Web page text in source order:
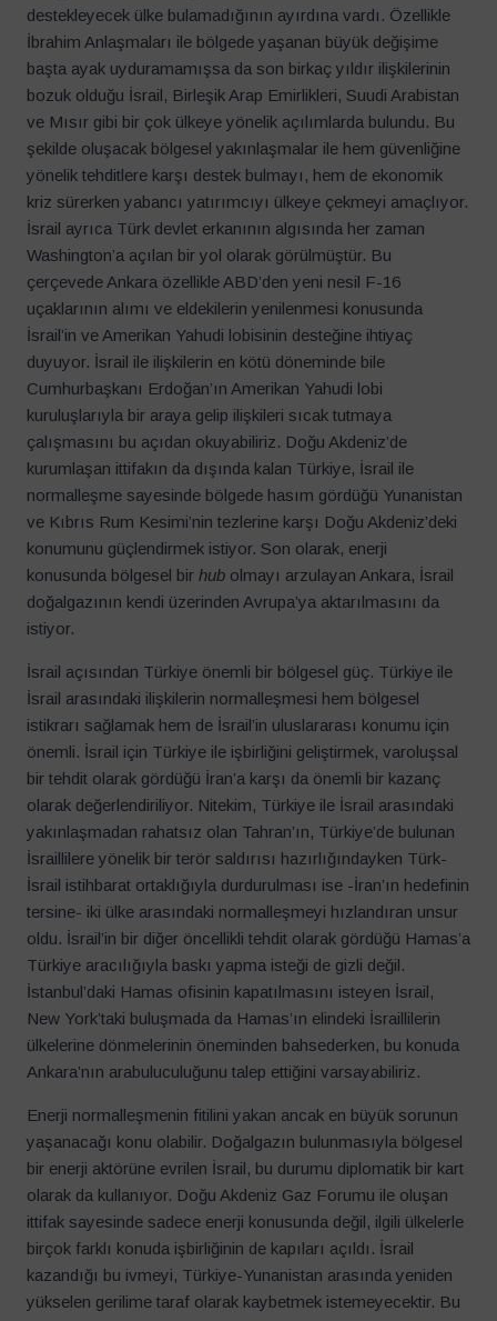
destekleyecek ülke bulamadığının ayırdına vardı. Özellikle
İbrahim Anlaşmaları ile bölgede yaşanan büyük değişime
başta ayak uyduramamışsa da son birkaç yıldır ilişkilerinin
bozuk olduğu İsrail, Birleşik Arap Emirlikleri, Suudi Arabistan
ve Mısır gibi bir çok ülkeye yönelik açılımlarda bulundu. Bu
şekilde oluşacak bölgesel yakınlaşmalar ile hem güvenliğine
yönelik tehditlere karşı destek bulmayı, hem de ekonomik
kriz sürerken yabancı yatırımcıyı ülkeye çekmeyi amaçlıyor.
İsrail ayrıca Türk devlet erkanının algısında her zaman
Washington’a açılan bir yol olarak görülmüştür. Bu
çerçevede Ankara özellikle ABD’den yeni nesil F-16
uçaklarının alımı ve eldekilerin yenilenmesi konusunda
İsrail’in ve Amerikan Yahudi lobisinin desteğine ihtiyaç
duyuyor. İsrail ile ilişkilerin en kötü döneminde bile
Cumhurbaşkanı Erdoğan’ın Amerikan Yahudi lobi
kuruluşlarıyla bir araya gelip ilişkileri sıcak tutmaya
çalışmasını bu açıdan okuyabiliriz. Doğu Akdeniz’de
kurumlaşan ittifakın da dışında kalan Türkiye, İsrail ile
normalleşme sayesinde bölgede hasım gördüğü Yunanistan
ve Kıbrıs Rum Kesimi’nin tezlerine karşı Doğu Akdeniz’deki
konumunu güçlendirmek istiyor. Son olarak, enerji
konusunda bölgesel bir hub olmayı arzulayan Ankara, İsrail
doğalgazının kendi üzerinden Avrupa’ya aktarılmasını da
istiyor.
İsrail açısından Türkiye önemli bir bölgesel güç. Türkiye ile
İsrail arasındaki ilişkilerin normalleşmesi hem bölgesel
istikrarı sağlamak hem de İsrail’in uluslararası konumu için
önemli. İsrail için Türkiye ile işbirliğini geliştirmek, varoluşsal
bir tehdit olarak gördüğü İran’a karşı da önemli bir kazanç
olarak değerlendiriliyor. Nitekim, Türkiye ile İsrail arasındaki
yakınlaşmadan rahatsız olan Tahran’ın, Türkiye’de bulunan
İsraillilere yönelik bir terör saldırısı hazırlığındayken Türk-
İsrail istihbarat ortaklığıyla durdurulması ise -İran’ın hedefinin
tersine- iki ülke arasındaki normalleşmeyi hızlandıran unsur
oldu. İsrail’in bir diğer öncellikli tehdit olarak gördüğü Hamas’a
Türkiye aracılığıyla baskı yapma isteği de gizli değil.
İstanbul’daki Hamas ofisinin kapatılmasını isteyen İsrail,
New York’taki buluşmada da Hamas’ın elindeki İsraillilerin
ülkelerine dönmelerinin öneminden bahsederken, bu konuda
Ankara’nın arabuluculuğunu talep ettiğini varsayabiliriz.
Enerji normalleşmenin fitilini yakan ancak en büyük sorunun
yaşanacağı konu olabilir. Doğalgazın bulunmasıyla bölgesel
bir enerji aktörüne evrilen İsrail, bu durumu diplomatik bir kart
olarak da kullanıyor. Doğu Akdeniz Gaz Forumu ile oluşan
ittifak sayesinde sadece enerji konusunda değil, ilgili ülkelerle
birçok farklı konuda işbirliğinin de kapıları açıldı. İsrail
kazandığı bu ivmeyi, Türkiye-Yunanistan arasında yeniden
yükselen gerilime taraf olarak kaybetmek istemeyecektir. Bu